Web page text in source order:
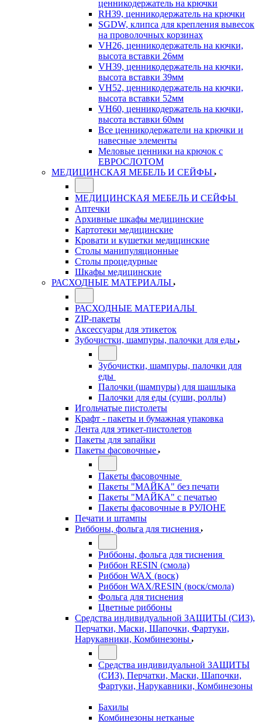
ценникодержатель на крючки
RH39, ценникодержатель на крючки
SGDW, клипса для крепления вывесок
на проволочных корзинах
VH26, ценникодержатель на кючки,
высота вставки 26мм
VH39, ценникодержатель на кючки,
высота вставки 39мм
VH52, ценникодержатель на кючки,
высота вставки 52мм
VH60, ценникодержатель на кючки,
высота вставки 60мм
Все ценникодержатели на крючки и
навесные элементы
Меловые ценники на крючок с
ЕВРОСЛОТОМ
МЕДИЦИНСКАЯ МЕБЕЛЬ И СЕЙФЫ
МЕДИЦИНСКАЯ МЕБЕЛЬ И СЕЙФЫ
Аптечки
Архивные шкафы медицинские
Картотеки медицинские
Кровати и кушетки медицинские
Столы манипуляционные
Столы процедурные
Шкафы медицинские
РАСХОДНЫЕ МАТЕРИАЛЫ
РАСХОДНЫЕ МАТЕРИАЛЫ
ZIP-пакеты
Аксессуары для этикеток
Зубочистки, шампуры, палочки для еды
Зубочистки, шампуры, палочки для
еды
Палочки (шампуры) для шашлыка
Палочки для еды (суши, роллы)
Игольчатые пистолеты
Крафт - пакеты и бумажная упаковка
Лента для этикет-пистолетов
Пакеты для запайки
Пакеты фасовочные
Пакеты фасовочные
Пакеты "МАЙКА" без печати
Пакеты "МАЙКА" с печатью
Пакеты фасовочные в РУЛОНЕ
Печати и штампы
Риббоны, фольга для тиснения
Риббоны, фольга для тиснения
Риббон RESIN (смола)
Риббон WAX (воск)
Риббон WAX/RESIN (воск/смола)
Фольга для тиснения
Цветные риббоны
Средства индивидуальной ЗАЩИТЫ (СИЗ),
Перчатки, Маски, Шапочки, Фартуки,
Нарукавники, Комбинезоны
Средства индивидуальной ЗАЩИТЫ
(СИЗ), Перчатки, Маски, Шапочки,
Фартуки, Нарукавники, Комбинезоны
Бахилы
Комбинезоны нетканые